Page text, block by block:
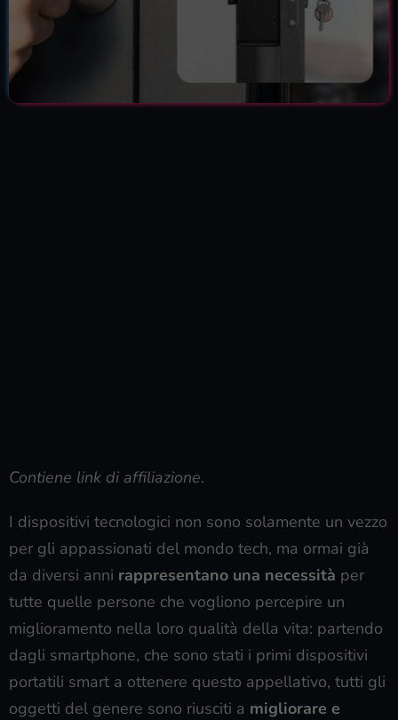
Contiene link di affiliazione.
I dispositivi tecnologici non sono solamente un vezzo
per gli appassionati del mondo tech, ma ormai già
da diversi anni rappresentano una necessità per
tutte quelle persone che vogliono percepire un
miglioramento nella loro qualità della vita: partendo
dagli smartphone, che sono stati i primi dispositivi
portatili smart a ottenere questo appellativo, tutti gli
oggetti del genere sono riusciti a migliorare e